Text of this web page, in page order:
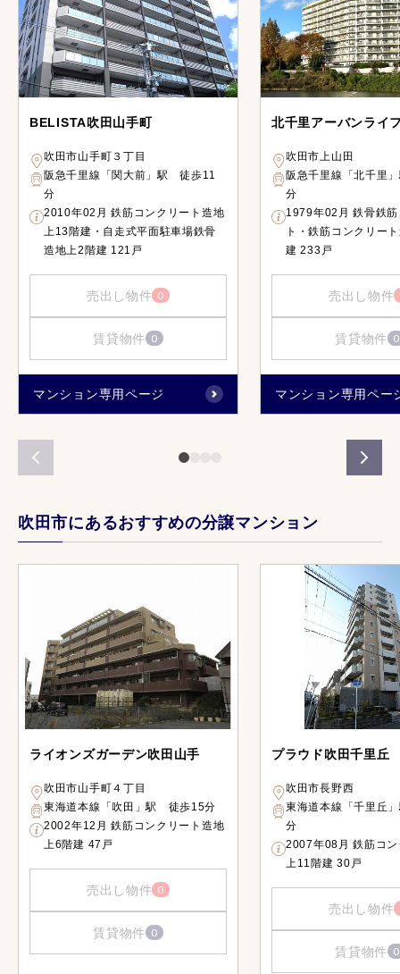
BELISTA吹田山手町
吹田市山手町３丁目
阪急千里線「関大前」駅 徒歩11
分
2010年02月 鉄筋コンクリート造地
上13階建・自走式平面駐車場鉄骨
造地上2階建 121戸
売出し物件 0
賃貸物件 0
マンション専用ページ
北千里アーバンライ
吹田市上山田
阪急千里線「北千里
分
1979年02月 鉄骨鉄
ト・鉄筋コンクリー
建 233戸
売出し物件
賃貸物件 0
マンション専用ペー
吹田市にあるおすすめの分譲マンション
ライオンズガーデン吹田山手
吹田市山手町４丁目
東海道本線「吹田」駅 徒歩15分
2002年12月 鉄筋コンクリート造地
上6階建 47戸
売出し物件 0
賃貸物件 0
プラウド吹田千里丘
吹田市長野西
東海道本線「千里丘
分
2007年08月 鉄筋コ
上11階建 30戸
売出し物件
賃貸物件 0